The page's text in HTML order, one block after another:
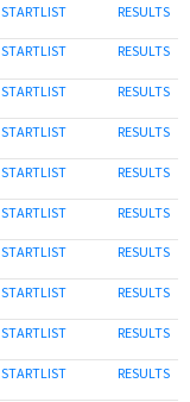
STARTLIST RESULTS
STARTLIST RESULTS
STARTLIST RESULTS
STARTLIST RESULTS
STARTLIST RESULTS
STARTLIST RESULTS
STARTLIST RESULTS
STARTLIST RESULTS
STARTLIST RESULTS
STARTLIST RESULTS